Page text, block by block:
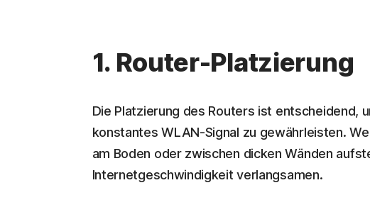
1. Router-Platzierung
Die Platzierung des Routers ist entscheidend,
konstantes WLAN-Signal zu gewährleisten.
am Boden oder zwischen dicken Wänden
Internetgeschwindigkeit verlangsamen.